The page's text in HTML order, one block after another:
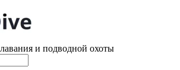
и подводной охоты